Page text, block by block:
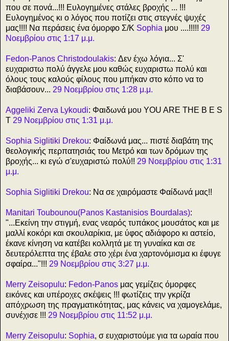
που σε πονά...!!! Ευλογημένες στάλες βροχής ... !!!
Ευλογημένος κι ο λόγος που ποτίζει στις στεγνές ψυχές
μας!!!! Να περάσεις ένα όμορφο Σ/Κ Sophia μου ....!!!!! 29
Νοεμβρίου στις 1:17 μ.μ.
Fedon-Panos Christodoulakis: Δεν έχω λόγια... Σ'
ευχαριστω πολύ άγγελε μου καθώς ευχαριστω πολύ και
όλους τους καλούς φίλους που μπήκαν στο κόπο να το
διαβάσουν... 29 Νοεμβρίου στις 1:28 μ.μ.
Aggeliki Zerva Lykoudi: Φαιδωνά μου YOU ARE THE B E S
T 29 Νοεμβρίου στις 1:31 μ.μ.
Sophia Siglitiki Drekou: Φαίδωνά μας... πιστέ διαβάτη της
θεολογικής περπατησιάς του Μετρό και των δρόμων της
βροχής... κι εγώ σ'ευχαριστώ πολύ!! 29 Νοεμβρίου στις 1:31
μ.μ.
Sophia Siglitiki Drekou: Να σε χαιρόμαστε Φαίδωνά μας!!
Manitari Toubounou(Panos Kastanisios Bourdalas):
"...Εκείνη την στιγμή, ενας νεαρός τυπάκος μουσάτος και με
μαλλί κοκόρι και σκουλαρίκια, με ύφος αδιάφορο κι αστείο,
έκανε κίνηση να κατέβει κολλητά με τη γυναίκα και σε
δευτερόλεπτα της έβαλε στο χέρι ένα χαρτονόμισμα κι έφυγε
σφαίρα..."!!! 29 Νοεμβρίου στις 3:27 μ.μ.
Merry Zeisopulu: Fedon-Panos μας γεμίζεις όμορφες
εικόνες και υπέροχες σκέψεις !!! φωτίζεις την γκρίζα
απόχρωση της πραγματικότητας, μας κάνεις να χαμογελάμε,
συνέχισε !!! 29 Νοεμβρίου στις 11:52 μ.μ.
Merry Zeisopulu: Sophia, σ ευχαριστούμε για τα ωραία που